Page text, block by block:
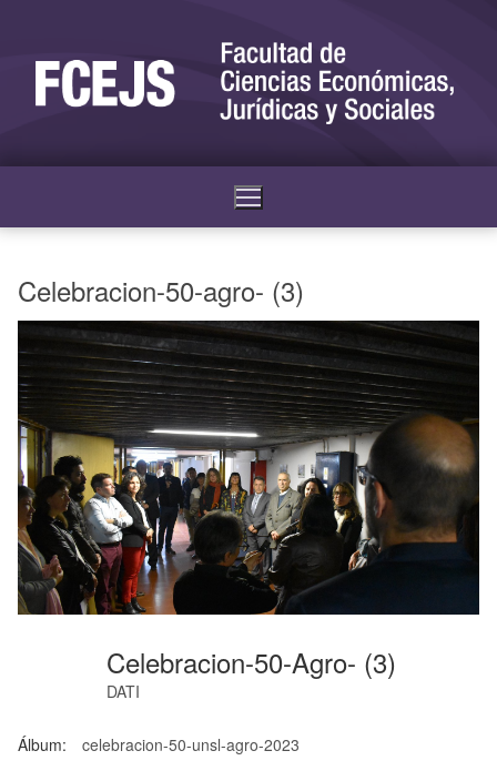
Celebracion-50-agro- (3)
Celebracion-50-Agro- (3)
DATI
Álbum: celebracion-50-unsl-agro-2023